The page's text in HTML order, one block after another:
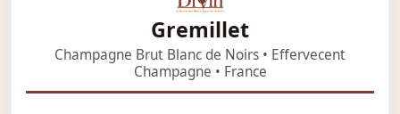
Gremillet
Champagne Brut Blanc de Noirs • Effervecent
Champagne • France